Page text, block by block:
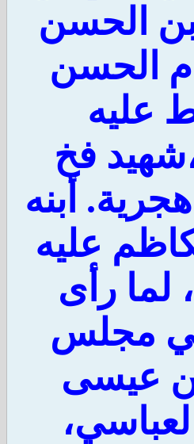
الحسن
فخ
هجرية. أبنه
عليه
رأى
مجلس
عيسى